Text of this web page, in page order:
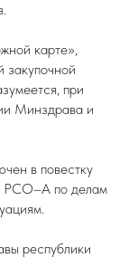
карте»,
закупочной
при
Минздрава и
в повестку
РСО–А по делам
республики